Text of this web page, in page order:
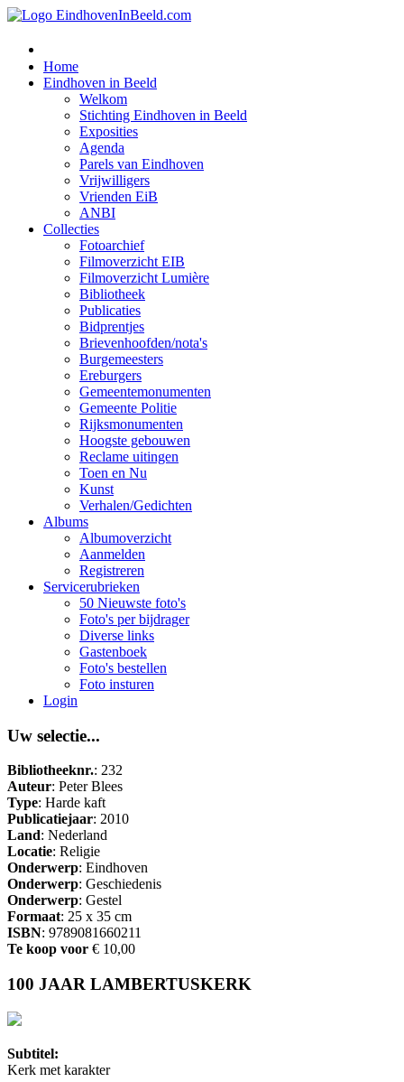
Home
Eindhoven in Beeld
Welkom
Stichting Eindhoven in Beeld
Exposities
Agenda
Parels van Eindhoven
Vrijwilligers
Vrienden EiB
ANBI
Collecties
Fotoarchief
Filmoverzicht EIB
Filmoverzicht Lumière
Bibliotheek
Publicaties
Bidprentjes
Brievenhoofden/nota's
Burgemeesters
Ereburgers
Gemeentemonumenten
Gemeente Politie
Rijksmonumenten
Hoogste gebouwen
Reclame uitingen
Toen en Nu
Kunst
Verhalen/Gedichten
Albums
Albumoverzicht
Aanmelden
Registreren
Servicerubrieken
50 Nieuwste foto's
Foto's per bijdrager
Diverse links
Gastenboek
Foto's bestellen
Foto insturen
Login
Uw selectie...
Bibliotheeknr.: 232
Auteur: Peter Blees
Type: Harde kaft
Publicatiejaar: 2010
Land: Nederland
Locatie: Religie
Onderwerp: Eindhoven
Onderwerp: Geschiedenis
Onderwerp: Gestel
Formaat: 25 x 35 cm
ISBN: 9789081660211
Te koop voor € 10,00
100 JAAR LAMBERTUSKERK
Subtitel:
Kerk met karakter